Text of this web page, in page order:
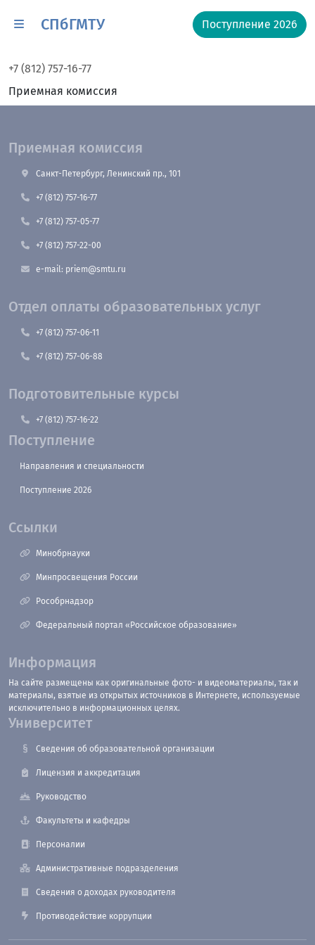
СПбГМТУ Поступление 2026
+7 (812) 757-16-77
Приемная комиссия
Приемная комиссия
Санкт-Петербург, Ленинский пр., 101
+7 (812) 757-16-77
+7 (812) 757-05-77
+7 (812) 757-22-00
e-mail: priem@smtu.ru
Отдел оплаты образовательных услуг
+7 (812) 757-06-11
+7 (812) 757-06-88
Подготовительные курсы
+7 (812) 757-16-22
Поступление
Направления и специальности
Поступление 2026
Ссылки
Минобрнауки
Минпросвещения России
Рособрнадзор
Федеральный портал «Российское образование»
Информация
На сайте размещены как оригинальные фото- и видеоматериалы, так и
материалы, взятые из открытых источников в Интернете, используемые
исключительно в информационных целях.
Университет
Сведения об образовательной организации
Лицензия и аккредитация
Руководство
Факультеты и кафедры
Персоналии
Административные подразделения
Сведения о доходах руководителя
Противодействие коррупции